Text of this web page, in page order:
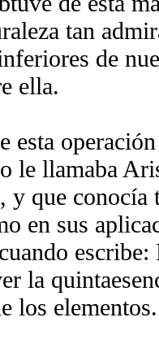
tan
de
ella.
esta
le llamaba
y que conocía
en sus
la
los elementos.